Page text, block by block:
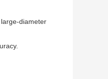
diameter